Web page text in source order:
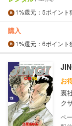
1%還元 ：5ポイント
購入
1%還元 ：6ポイント
お
裏
ク